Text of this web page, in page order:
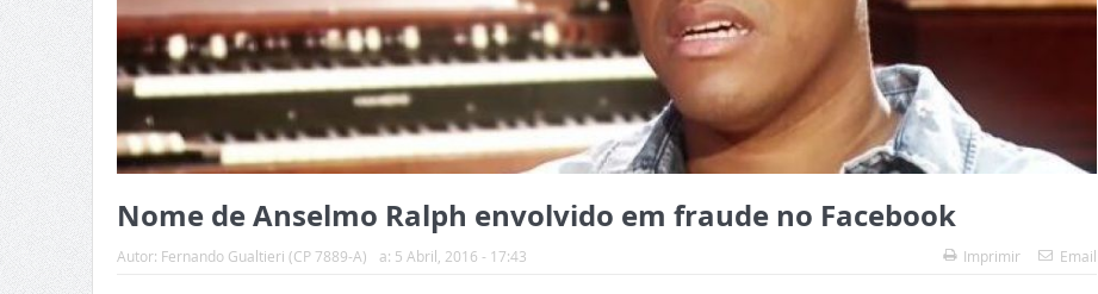
Nome de Anselmo Ralph envolvido em fraude no Facebook
Autor: Fernando Gualtieri (CP 7889-A) a: 5 Abril, 2016 - 17:43 Imprimir Email